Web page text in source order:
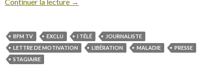
BFM TV EXCLU I TÉLÉ
JOURNALISTE
LETTRE DE MOTIVATION
LIBÉRATION MALADIE
PRESSE
STAGIAIRE